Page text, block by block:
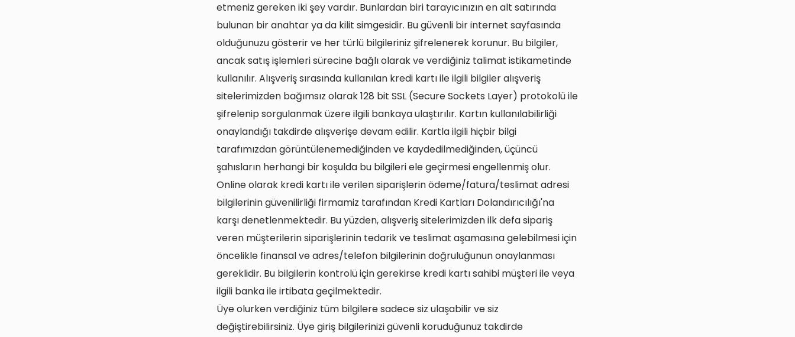
etmeniz gereken iki şey vardır. Bunlardan biri tarayıcınızın en alt satırında
bulunan bir anahtar ya da kilit simgesidir. Bu güvenli bir internet sayfasında
olduğunuzu gösterir ve her türlü bilgileriniz şifrelenerek korunur. Bu bilgiler,
ancak satış işlemleri sürecine bağlı olarak ve verdiğiniz talimat istikametinde
kullanılır. Alışveriş sırasında kullanılan kredi kartı ile ilgili bilgiler alışveriş
sitelerimizden bağımsız olarak 128 bit SSL (Secure Sockets Layer) protokolü ile
şifrelenip sorgulanmak üzere ilgili bankaya ulaştırılır. Kartın kullanılabilirliği
onaylandığı takdirde alışverişe devam edilir. Kartla ilgili hiçbir bilgi
tarafımızdan görüntülenemediğinden ve kaydedilmediğinden, üçüncü
şahısların herhangi bir koşulda bu bilgileri ele geçirmesi engellenmiş olur.
Online olarak kredi kartı ile verilen siparişlerin ödeme/fatura/teslimat adresi
bilgilerinin güvenilirliği firmamiz tarafından Kredi Kartları Dolandırıcılığı'na
karşı denetlenmektedir. Bu yüzden, alışveriş sitelerimizden ilk defa sipariş
veren müşterilerin siparişlerinin tedarik ve teslimat aşamasına gelebilmesi için
öncelikle finansal ve adres/telefon bilgilerinin doğruluğunun onaylanması
gereklidir. Bu bilgilerin kontrolü için gerekirse kredi kartı sahibi müşteri ile veya
ilgili banka ile irtibata geçilmektedir.
Üye olurken verdiğiniz tüm bilgilere sadece siz ulaşabilir ve siz
değiştirebilirsiniz. Üye giriş bilgilerinizi güvenli koruduğunuz takdirde